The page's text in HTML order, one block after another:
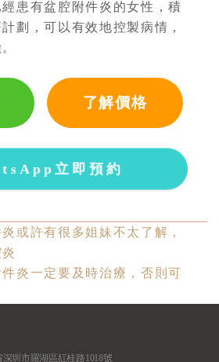
患有盆腔附件炎的女性，積
劃，可以有效地控製病情，
了解價格
立即預約
或許有很多姐妹不太了解，
炎一定要及時治療，否則可
深圳市羅湖區紅桂路1018號